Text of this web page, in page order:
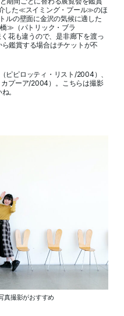
した≪スイミング・プール≫のほ
ルの壁面に金沢の気候に適した
≫（パトリック・ブラ
花も違うので、是非廊下を渡っ
鑑賞する場合はチケットが不
ピロッティ・リスト/2004）、
プーア/2004）。こちらは撮影
。
真撮影がおすすめ